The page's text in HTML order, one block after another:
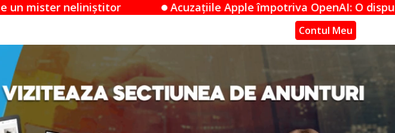
Acuzațiile Apple împotriva OpenAI: O dispută de secrete
Contul Meu